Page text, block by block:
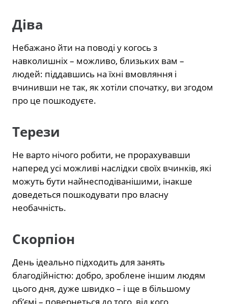
Діва
Небажано йти на поводі у когось з
навколишніх – можливо, близьких вам –
людей: піддавшись на їхні вмовляння і
вчинивши не так, як хотіли спочатку, ви згодом
про це пошкодуєте.
Терези
Не варто нічого робити, не прорахувавши
наперед усі можливі наслідки своїх вчинків, які
можуть бути найнесподіванішими, інакше
доведеться пошкодувати про власну
необачність.
Скорпіон
День ідеально підходить для занять
благодійністю: добро, зроблене іншим людям
цього дня, дуже швидко – і ще в більшому